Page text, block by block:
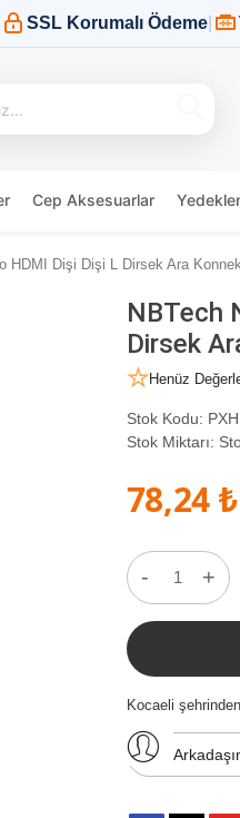
SSL Korumalı Ödeme
Cep Aksesuarlar
HDMI Dişi Dişi L Dirsek Ara
NBTech
Dirsek
Henüz
Stok Kodu:
Stok Miktarı:
78,24 ₺
- +
Kocaeli